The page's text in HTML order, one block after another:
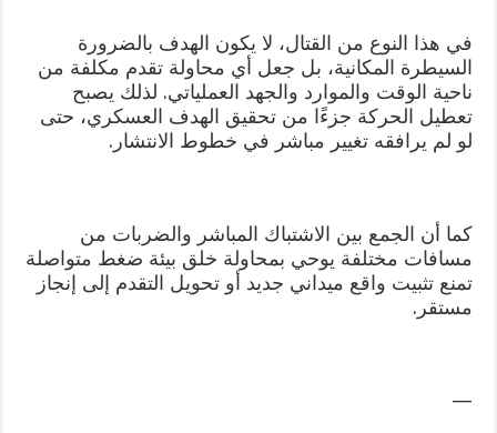
في هذا النوع من القتال، لا يكون الهدف بالضرورة
السيطرة المكانية، بل جعل أي محاولة تقدم مكلفة من
ناحية الوقت والموارد والجهد العملياتي. لذلك يصبح
تعطيل الحركة جزءًا من تحقيق الهدف العسكري، حتى
لو لم يرافقه تغيير مباشر في خطوط الانتشار.
كما أن الجمع بين الاشتباك المباشر والضربات من
مسافات مختلفة يوحي بمحاولة خلق بيئة ضغط متواصلة
تمنع تثبيت واقع ميداني جديد أو تحويل التقدم إلى إنجاز
مستقر.
—